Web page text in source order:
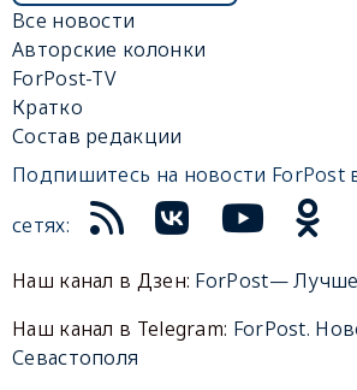
Все новости
Авторские колонки
ForPost-TV
Кратко
Состав редакции
Подпишитесь на новости ForPost
сетях:
Наш канал в Дзен: ForPost—
Наш канал в Telegram: ForPost.
Севастополя